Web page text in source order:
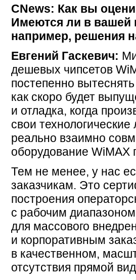
CNews: Как вы
Имеются ли в вашей
например, решения
Евгений Гаскевич:
дешевых чипсетов
постепенно
как скоро будет
и отладка, когда
свои
реально взаимно
оборудование WiMAX
Тем не менее, у нас
заказчикам. Это
построения
с рабочим
для массового
и корпоративным
в качественном,
отсутствия прямой